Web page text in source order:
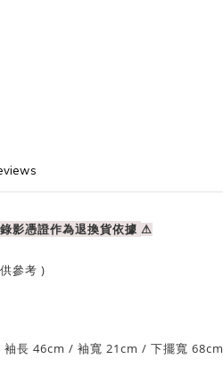
影憑證作為退換貨依據 ⚠
參考 )
袖長 46cm / 袖寬 21cm / 下擺寬 68cm